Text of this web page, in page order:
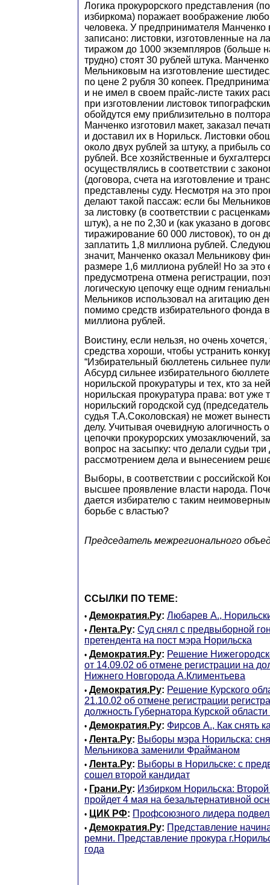
Логика прокурорского представления
избиркома) поражает воображение
человека. У предпринимателя Манченко
записано: листовки, изготовленные на
тиражом до 1000 экземпляров (больше
трудно) стоят 30 рублей штука.
Мельниковым на изготовление
по цене 2 рубля 30 копеек.
и не имел в своем прайс-листе таких
при изготовлении листовок
обойдутся ему приблизительно в
Манченко изготовил макет, заказал
и доставил их в Норильск. Листовки
около двух рублей за штуку, а прибыль
рублей. Все хозяйственные и
осуществлялись в соответствии с
(договора, счета на изготовление и
представлены суду. Несмотря на это
делают такой пассаж: если бы
за листовку (в соответствии с
штук), а не по 2,30 и (как указано в
тиражирование 60 000 листовок), то он
заплатить 1,8 миллиона рублей.
значит, Манченко оказал Мельникову
размере 1,6 миллиона рублей! Но за это
предусмотрена отмена регистрации,
логическую цепочку еще одним
Мельников использовал на агитацию
помимо средств избирательного фонда
миллиона рублей.
Воистину, если нельзя, но очень
средства хороши, чтобы устранить
“Избирательный бюллетень сильнее
Абсурд сильнее избирательного
норильской прокуратуры и тех, кто за
норильская прокуратура права: вот уже
норильский городской суд
судья Т.А.Соколовская) не может
делу. Учитывая очевидную алогичность
цепочки прокурорских умозаключений,
вопрос на засыпку: что делали судьи
рассмотрением дела и вынесением
Выборы, в соответствии с российской
высшее проявление власти народа.
дается избирателю с таким
борьбе с властью?
Председатель межрегионального
ССЫЛКИ ПО ТЕМЕ:
• Демократия.Ру: Любарев А.,
• Лента.Ру: Суд снял с предвыборной
претендента на пост мэра Норильска
• Демократия.Ру: Решение
от 14.09.02 об отмене регистрации на
Нижнего Новгорода А.Климентьева
• Демократия.Ру: Решение Курского
21.10.02 об отмене регистрации
должность Губернатора Курской
• Демократия.Ру: Фирсов А., Как снять
• Лента.Ру: Выборы мэра Норильска:
Мельникова заменили Фрайманом
• Лента.Ру: Выборы в Норильске: с
сошел второй кандидат
• Грани.Ру: Избирком Норильска:
пройдет 4 мая на безальтернативной
• ЦИК РФ: Профсоюзного лидера
• Демократия.Ру: Представление
ремни. Представление прокура
года